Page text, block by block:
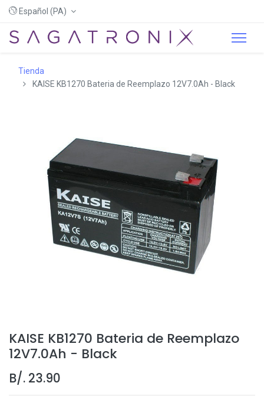
Español (PA)
Tienda
KAISE KB1270 Bateria de Reemplazo 12V7.0Ah - Black
KAISE KB1270 Bateria de Reemplazo
12V7.0Ah - Black
B/. 23.90